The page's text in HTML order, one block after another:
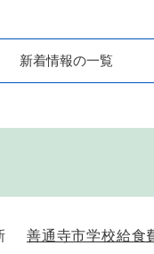
新着情報の一覧
善通寺市学校給食